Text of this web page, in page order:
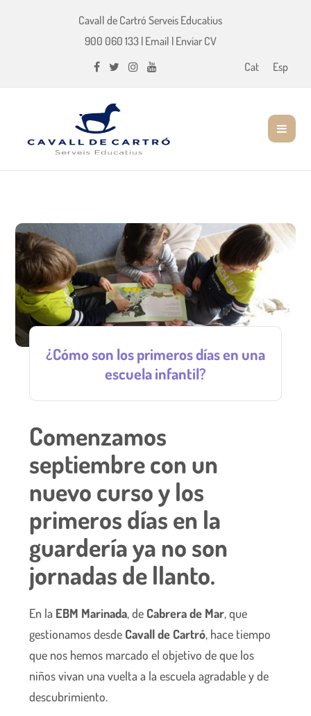
Cavall de Cartró Serveis Educatius
900 060 133| Email | Enviar CV
Cat
Esp
¿Cómo son los primeros días en una
escuela infantil?
Comenzamos
septiembre con un
nuevo curso y los
primeros días en la
guardería ya no son
jornadas de llanto.
En la EBM Marinada, de Cabrera de Mar, que
gestionamos desde Cavall de Cartró, hace tiempo
que nos hemos marcado el objetivo de que los
niños vivan una vuelta a la escuela agradable y de
descubrimiento.